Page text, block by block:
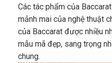
Các tác phẩm của
mảnh mai của nghệ thuật
của Baccarat được nhiều
mẫu mã đẹp, sang trọng
chung.